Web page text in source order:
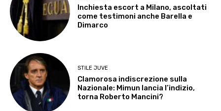
Inchiesta escort a Milano, ascoltati
come testimoni anche Barella e
Dimarco
STILE JUVE
Clamorosa indiscrezione sulla
Nazionale: Mimun lancia l’indizio,
torna Roberto Mancini?